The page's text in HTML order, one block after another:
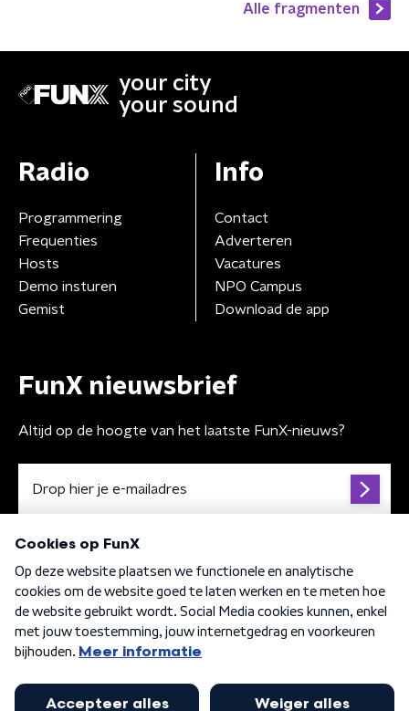
Alle fragmenten
your city
your sound
Radio
Programmering
Frequenties
Hosts
Demo insturen
Gemist
Info
Contact
Adverteren
Vacatures
NPO Campus
Download de app
FunX nieuwsbrief
Altijd op de hoogte van het laatste FunX-nieuws?
Algemene voorwaarden Privacybeleid